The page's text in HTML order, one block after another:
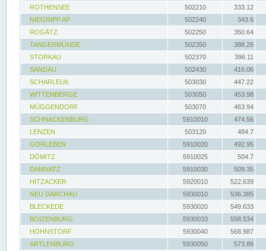
ROTHENSEE
502210
333.12
NIEGRIPP AP
502240
343.6
ROGÄTZ
502250
350.64
TANGERMÜNDE
502350
388.26
STORKAU
502370
396.11
SANDAU
502430
416.06
SCHARLEUK
503030
447.22
WITTENBERGE
503050
453.98
MÜGGENDORF
503070
463.94
SCHNACKENBURG
5910010
474.56
LENZEN
503120
484.7
GORLEBEN
5910020
492.95
DÖMITZ
5910025
504.7
DAMNATZ
5910030
509.35
HITZACKER
5920010
522.639
NEU DARCHAU
5930010
536.385
BLECKEDE
5930020
549.633
BOIZENBURG
5930033
558.534
HOHNSTORF
5930040
568.987
ARTLENBURG
5930050
573.86